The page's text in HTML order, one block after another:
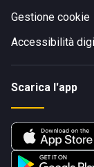
Gestione cookie
Accessibilità
Scarica l'app